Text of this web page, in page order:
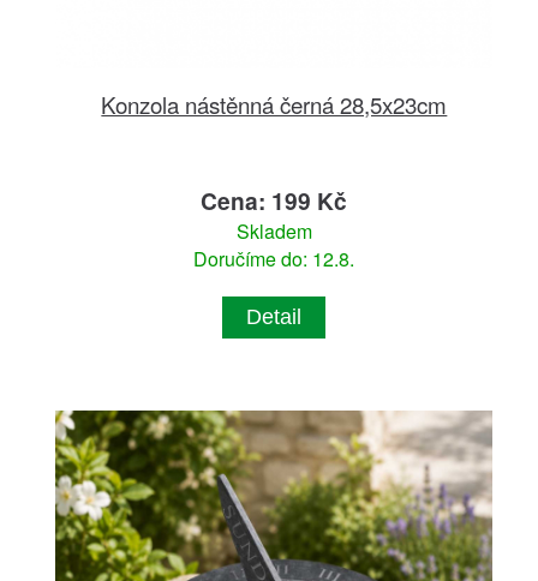
Konzola nástěnná černá 28,5x23cm
Cena: 199 Kč
Skladem
Doručíme do: 12.8.
Detail